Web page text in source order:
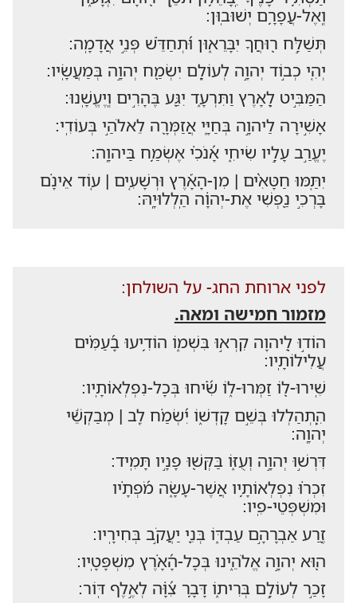
וְֽאֶל-עֲפָרָ֥ם יְשׁוּבֽוּן:
תְּשַׁלַּ֣ח ר֭וּחֲךָ יִבָּרֵא֑וּן וּ֝תְחַדֵּ֗שׁ פְּנֵ֣י אֲדָמָֽה:
יְהִ֤י כְב֣וֹד יְהוָ֣ה לְעוֹלָ֑ם יִשְׂמַ֖ח יְהוָ֣ה בְּמַעֲשָֽׂיו:
הַמַּבִּ֣יט לָ֭אָרֶץ וַתִּרְעָ֑ד יִגַּ֖ע בֶּהָרִ֣ים וְֽיֶעֱשָֽׁנוּ:
אָשִׁ֣ירָה לַיהוָ֣ה בְּחַיָּ֑י אֲזַמְּרָ֖ה לֵאלֹהַ֣י בְּעוֹדִֽי:
יֶעֱרַ֣ב עָלָ֣יו שִׂיחִ֑י אָ֝נֹכִ֗י אֶשְׂמַ֥ח בַּיהוָֽה:
יִתַּ֤מּוּ חַטָּאִ֨ים | מִן-הָאָ֡רֶץ וּרְשָׁעִ֤ים | ע֤וֹד אֵינָ֗ם
בָּרְכִ֣י נַ֭פְשִׁי אֶת-יְהוָ֗ה הַֽלְלוּיָֽהּ:
לפני ארוחת החג- על השולחן:
מזמור חמישה ומאה.
הוֹד֣וּ לַ֭יהוָה קִרְא֣וּ בִּשְׁמ֑וֹ הוֹדִ֥יעוּ בָ֝עַמִּ֗ים
עֲלִילוֹתָֽיו:
שִֽׁירוּ-ל֖וֹ זַמְּרוּ-ל֑וֹ שִׂ֝֗יחוּ בְּכָל-נִפְלְאוֹתָֽיו:
הִֽ֭תְהַלְלוּ בְּשֵׁ֣ם קָדְשׁ֑וֹ יִ֝שְׂמַ֗ח לֵ֤ב | מְבַקְשֵׁ֬י
יְהוָֽה:
דִּרְשׁ֣וּ יְהוָ֣ה וְעֻזּ֑וֹ בַּקְּשׁ֖וּ פָנָ֣יו תָּמִֽיד:
זִכְר֗וּ נִפְלְאוֹתָ֥יו אֲשֶׁר-עָשָׂ֑ה מֹ֝פְתָ֗יו
וּמִשְׁפְּטֵי-פִֽיו:
זֶ֭רַע אַבְרָהָ֣ם עַבְדּ֑וֹ בְּנֵ֖י יַעֲקֹ֣ב בְּחִירָֽיו:
ה֭וּא יְהוָ֣ה אֱלֹהֵ֑ינוּ בְּכָל-הָ֝אָ֗רֶץ מִשְׁפָּטָֽיו:
זָכַ֣ר לְעוֹלָ֣ם בְּרִית֑וֹ דָּבָ֥ר צִ֝וָּ֗ה לְאֶ֣לֶף דּֽוֹר: